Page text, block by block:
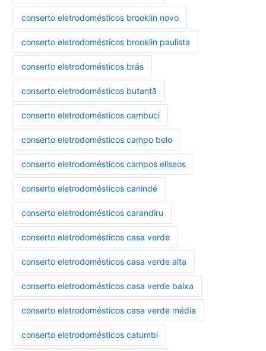
conserto eletrodomésticos brooklin novo
conserto eletrodomésticos brooklin paulista
conserto eletrodomésticos brás
conserto eletrodomésticos butantã
conserto eletrodomésticos cambuci
conserto eletrodomésticos campo belo
conserto eletrodomésticos campos elíseos
conserto eletrodomésticos canindé
conserto eletrodomésticos carandiru
conserto eletrodomésticos casa verde
conserto eletrodomésticos casa verde alta
conserto eletrodomésticos casa verde baixa
conserto eletrodomésticos casa verde média
conserto eletrodomésticos catumbi